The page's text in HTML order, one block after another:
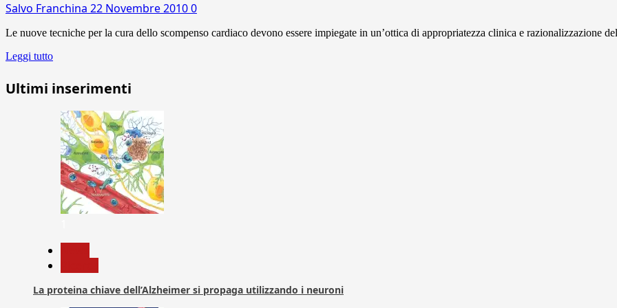
Salvo Franchina 22 Novembre 20100
Le nuove tecniche per la cura dello scompenso cardiaco devono essere impiegate in un’ottica di appropriatezza clinica e razionalizzazione
Leggi tutto
Ultimi inserimenti
La proteina chiave dell’Alzheimer si propaga utilizzando i neuroni